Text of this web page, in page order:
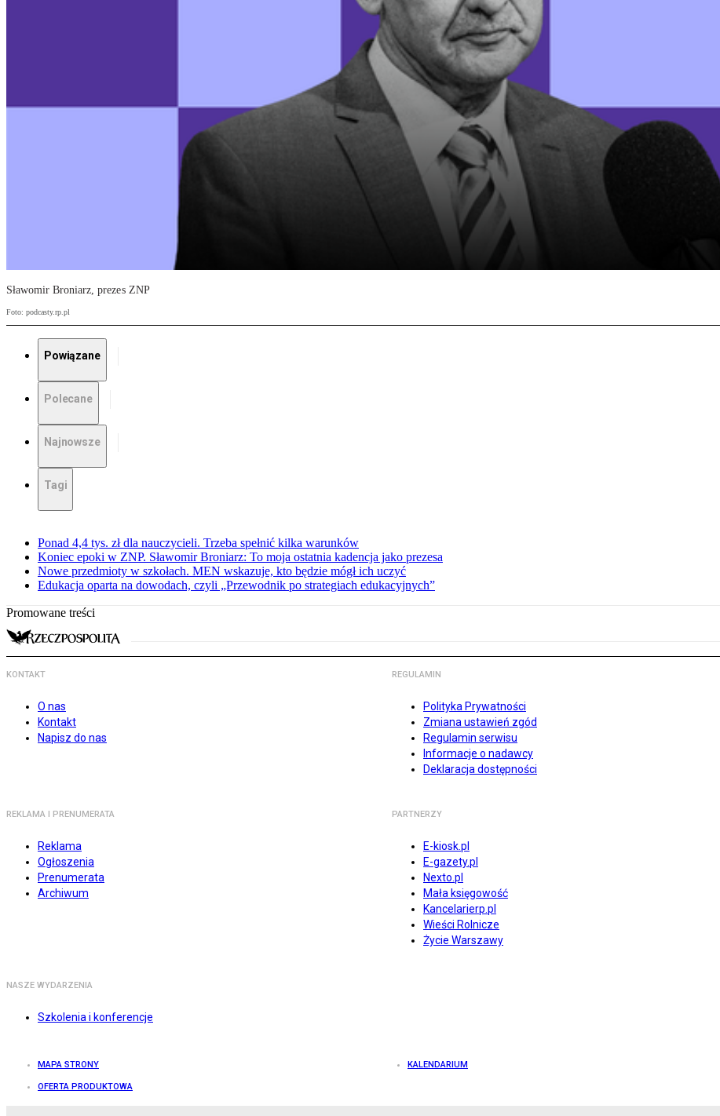
Sławomir Broniarz, prezes ZNP
Foto: podcasty.rp.pl
Powiązane
Polecane
Najnowsze
Tagi
Ponad 4,4 tys. zł dla nauczycieli. Trzeba spełnić kilka warunków
Koniec epoki w ZNP. Sławomir Broniarz: To moja ostatnia kadencja jako prezesa
Nowe przedmioty w szkołach. MEN wskazuje, kto będzie mógł ich uczyć
Edukacja oparta na dowodach, czyli „Przewodnik po strategiach edukacyjnych”
Promowane treści
KONTAKT
O nas
Kontakt
Napisz do nas
REGULAMIN
Polityka Prywatności
Zmiana ustawień zgód
Regulamin serwisu
Informacje o nadawcy
Deklaracja dostępności
REKLAMA I PRENUMERATA
Reklama
Ogłoszenia
Prenumerata
Archiwum
PARTNERZY
E-kiosk.pl
E-gazety.pl
Nexto.pl
Mała księgowość
Kancelarierp.pl
Wieści Rolnicze
Życie Warszawy
NASZE WYDARZENIA
Szkolenia i konferencje
MAPA STRONY KALENDARIUM
OFERTA PRODUKTOWA